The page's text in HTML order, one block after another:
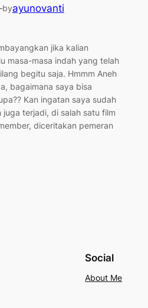
byayunovanti
jika kalian
masa-masa indah yang telah
begitu saja. Hmmm Aneh
bagaimana saya bisa
Kan ingatan saya sudah
juga terjadi, di salah satu film
diceritakan pemeran
Social
About Me